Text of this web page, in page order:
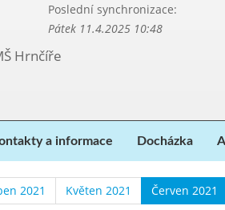
Poslední synchronizace:
Pátek 11.4.2025 10:48
Hrnčíře
a informace Docházka
2021 Květen 2021 Červen 2021